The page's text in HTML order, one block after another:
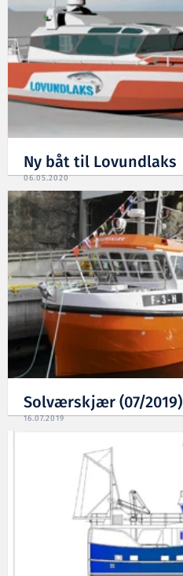
Ny båt til Lovundlaks
06.05.2020
Solværskjær (07/2019)
16.07.2019